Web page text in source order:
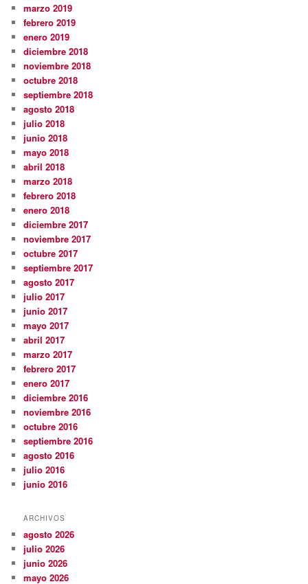
marzo 2019
febrero 2019
enero 2019
diciembre 2018
noviembre 2018
octubre 2018
septiembre 2018
agosto 2018
julio 2018
junio 2018
mayo 2018
abril 2018
marzo 2018
febrero 2018
enero 2018
diciembre 2017
noviembre 2017
octubre 2017
septiembre 2017
agosto 2017
julio 2017
junio 2017
mayo 2017
abril 2017
marzo 2017
febrero 2017
enero 2017
diciembre 2016
noviembre 2016
octubre 2016
septiembre 2016
agosto 2016
julio 2016
junio 2016
ARCHIVOS
agosto 2026
julio 2026
junio 2026
mayo 2026